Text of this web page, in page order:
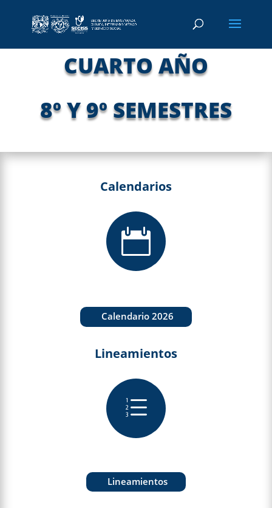
CUARTO AÑO
8º Y 9º SEMESTRES
Calendarios

Calendario 2026
Lineamientos
e
Lineamientos